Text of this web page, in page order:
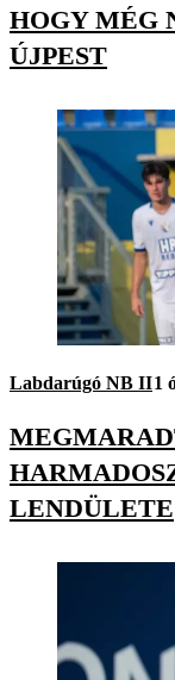
HOGY MÉG
ÚJPEST
Labdarúgó NB II1
LENDÜLETE